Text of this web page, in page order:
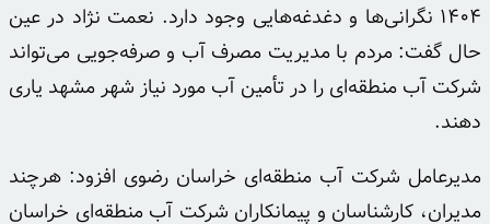
۱۴۰۴ نگرانی‌ها و دغدغه‌هایی وجود دارد. نعمت نژاد در عین
حال گفت: مردم با مدیریت مصرف آب و صرفه‌جویی می‌تواند
شرکت آب منطقه‌ای را در تأمین آب مورد نیاز شهر مشهد یاری
دهند.
مدیرعامل شرکت آب منطقه‌ای خراسان رضوی افزود: هرچند
مدیران، کارشناسان و پیمانکاران شرکت آب منطقه‌ای خراسان